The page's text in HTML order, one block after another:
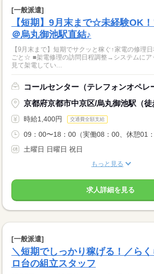
[一般派遣]
【短期】9月末まで☆未経験OK
＠烏丸御池駅直結♪
【9月末まで】短期でサクッと稼ぐ↑家電の修理
ごと☆ ■架電修理の訪問日程調整→システムにアップされるデータを
見て架電してい...
コールセンター（テレフォンオペレ
京都府京都市中京区/烏丸御池駅（徒
時給1,400円 交通費全額支給
09：00〜18：00（実働08：00、休憩01
土曜日 日曜日 祝日
もっと見る
求人詳細を見る
[一般派遣]
＼短期でしっかり稼げる！／ら
ロ台の組立スタッフ